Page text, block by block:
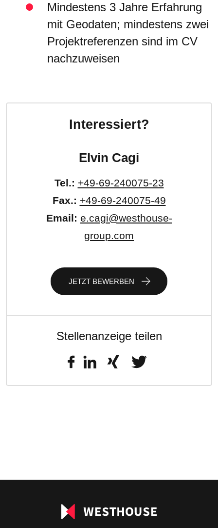
Interessiert?
Elvin Cagi
Tel.: +49-69-240075-23
Fax.: +49-69-240075-49
Email: e.cagi@westhouse-
group.com
JETZT BEWERBEN
Stellenanzeige teilen
Mindestens 3 Jahre Erfahrung
mit Geodaten; mindestens zwei
Projektreferenzen sind im CV
nachzuweisen